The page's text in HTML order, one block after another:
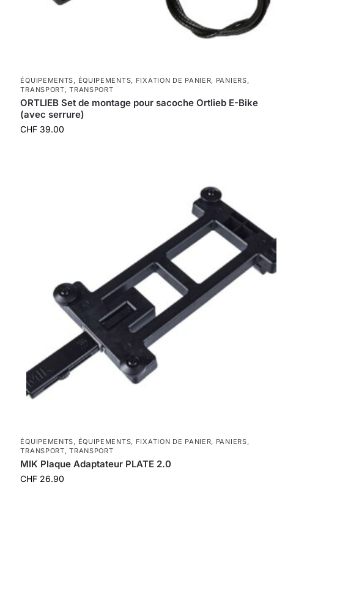
ÉQUIPEMENTS ÉQUIPEMENTS FIXATION DE PANIER PANIERS
TRANSPORT ,TRANSPORT
ORTLIEB Set de montage pour sacoche Ortlieb E-Bike
(avec serrure)
CHF 39.00
ÉQUIPEMENTS, ÉQUIPEMENTS, FIXATION DE PANIER, PANIERS,
TRANSPORT,TRANSPORT
MIK Plaque Adaptateur PLATE 2.0
CHF 26.90